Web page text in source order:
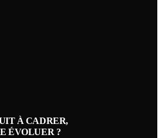
À CADRER,
ÉVOLUER ?